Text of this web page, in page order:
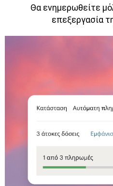
Θα ενημερωθείτε
επεξεργασία